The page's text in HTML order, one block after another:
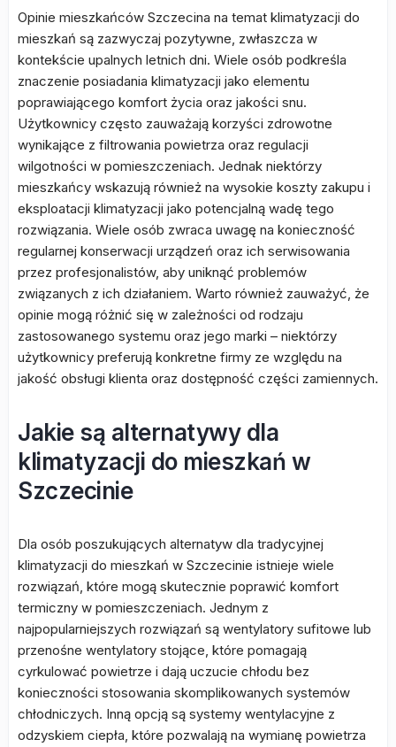
Opinie mieszkańców Szczecina na temat klimatyzacji do
mieszkań są zazwyczaj pozytywne, zwłaszcza w
kontekście upalnych letnich dni. Wiele osób podkreśla
znaczenie posiadania klimatyzacji jako elementu
poprawiającego komfort życia oraz jakości snu.
Użytkownicy często zauważają korzyści zdrowotne
wynikające z filtrowania powietrza oraz regulacji
wilgotności w pomieszczeniach. Jednak niektórzy
mieszkańcy wskazują również na wysokie koszty zakupu i
eksploatacji klimatyzacji jako potencjalną wadę tego
rozwiązania. Wiele osób zwraca uwagę na konieczność
regularnej konserwacji urządzeń oraz ich serwisowania
przez profesjonalistów, aby uniknąć problemów
związanych z ich działaniem. Warto również zauważyć, że
opinie mogą różnić się w zależności od rodzaju
zastosowanego systemu oraz jego marki – niektórzy
użytkownicy preferują konkretne firmy ze względu na
jakość obsługi klienta oraz dostępność części zamiennych.
Jakie są alternatywy dla
klimatyzacji do mieszkań w
Szczecinie
Dla osób poszukujących alternatyw dla tradycyjnej
klimatyzacji do mieszkań w Szczecinie istnieje wiele
rozwiązań, które mogą skutecznie poprawić komfort
termiczny w pomieszczeniach. Jednym z
najpopularniejszych rozwiązań są wentylatory sufitowe lub
przenośne wentylatory stojące, które pomagają
cyrkulować powietrze i dają uczucie chłodu bez
konieczności stosowania skomplikowanych systemów
chłodniczych. Inną opcją są systemy wentylacyjne z
odzyskiem ciepła, które pozwalają na wymianę powietrza